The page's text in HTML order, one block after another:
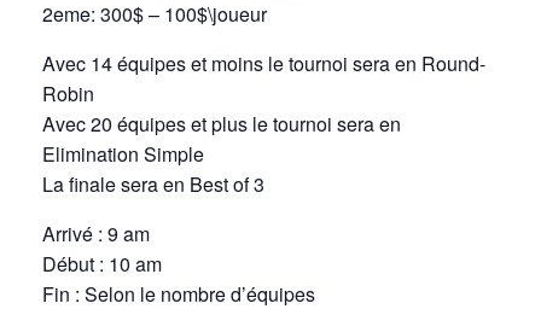
2eme: 300$ – 100$\joueur
Avec 14 équipes et moins le tournoi sera en Round-
Robin
Avec 20 équipes et plus le tournoi sera en
Elimination Simple
La finale sera en Best of 3
Arrivé : 9 am
Début : 10 am
Fin : Selon le nombre d’équipes